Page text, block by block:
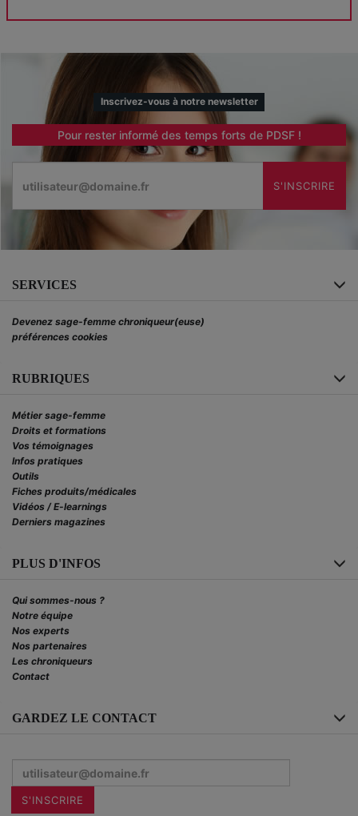
Inscrivez-vous à notre newsletter
Pour rester informé des temps forts de PDSF !
S'INSCRIRE
SERVICES
Devenez sage-femme chroniqueur(euse)
préférences cookies
RUBRIQUES
Métier sage-femme
Droits et formations
Vos témoignages
Infos pratiques
Outils
Fiches produits/médicales
Vidéos / E-learnings
Derniers magazines
PLUS D'INFOS
Qui sommes-nous ?
Notre équipe
Nos experts
Nos partenaires
Les chroniqueurs
Contact
GARDEZ LE CONTACT
newsletter
S'INSCRIRE